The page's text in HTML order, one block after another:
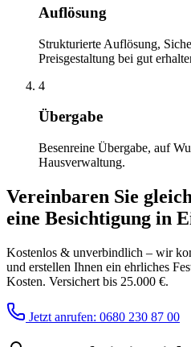
Auflösung
Strukturierte Auflösung,
Preisgestaltung bei gut
4
Übergabe
Besenreine Übergabe, auf
Hausverwaltung.
Vereinbaren Sie
eine Besichtigung in
Kostenlos & unverbindlich – wir
und erstellen Ihnen ein ehrliches
Kosten. Versichert bis 25.000 €.
Jetzt anrufen: 0680 230 87 00